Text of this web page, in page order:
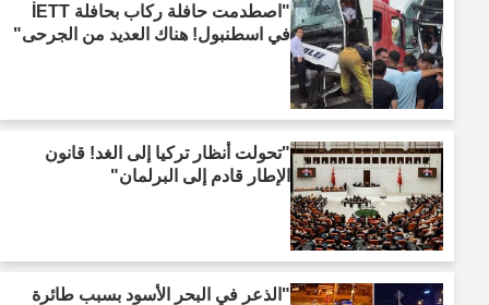
"اصطدمت حافلة ركاب بحافلة İETT
في اسطنبول! هناك العديد من الجرحى"
"تحولت أنظار تركيا إلى الغد! قانون
الإطار قادم إلى البرلمان"
"الذعر في البحر الأسود بسبب طائرة